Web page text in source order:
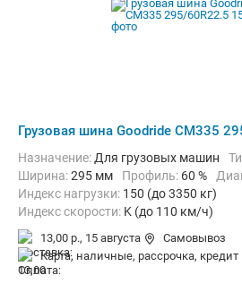
Грузовая шина Goodride CM335
Назначение: Для грузовых машин
Ширина:295 мм Профиль: 60 %
Индекс нагрузки: 150 (до 3350 кг)
Индекс скорости: K (до 110 км/ч)
13,00 р., 15 августа
Самовывоз
карта, наличные, рассрочка, кредит